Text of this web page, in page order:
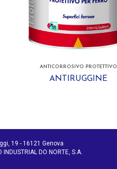
ANTICORROSIVO PROTETTIVO
ANTIRUGGINE
19 - 16121 Genova
DO NORTE, S.A.